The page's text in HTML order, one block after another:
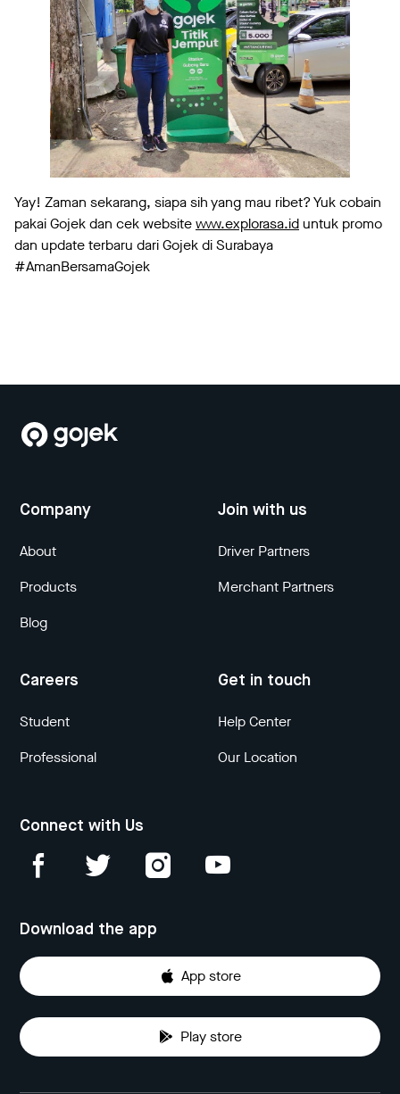
Yay! Zaman sekarang, siapa sih yang mau ribet? Yuk cobain
pakai Gojek dan cek websitewww.explorasa.iduntuk promo
dan update terbaru dari Gojek di Surabaya
#AmanBersamaGojek
Company
About
Products
Blog
Join with us
Driver Partners
Merchant Partners
Careers
Student
Professional
Get in touch
Help Center
Our Location
Connect with Us
Download the app
App store
Play store